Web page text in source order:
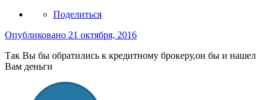
Поделиться
Опубликовано 21 октября, 2016
Так Вы бы обратились к кредитному брокеру,он бы и нашел
Вам деньги